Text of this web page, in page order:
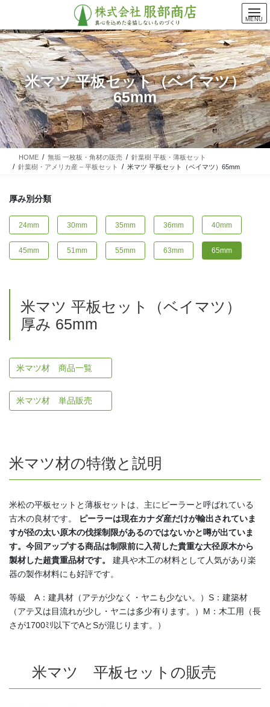
テ
ン
ツ
に
移
動
ゲ
ー
シ
ョ
ン
に
移
動
米マツ 平板セット（ベイマツ）
65mm
HOME 無垢 一枚板・角材の販売
針葉樹 平板・薄板セット
針葉樹・アメリカ産 – 平板セット
米マツ 平板セット（ベイマツ）65mm
厚み別分類
24mm 30mm 35mm 36mm 40mm
45mm 51mm 55mm 63mm 65mm
米マツ 平板セット（ベイマツ）
厚み 65mm
米マツ材 商品一覧
米マツ材 単品販売
米マツ材の特徴と説明
米松の平板セットと薄板セットは、主にピーラーと呼ばれている
古木の良材です。
ピーラーは現在カナダ産だけが輸出されていま
すが径の太い原木の伐採制限があるのではないかと噂が出ていま
す。今回アップする商品は制限前に入荷した貴重な大径原木から
製材した超貴重品材です。
建具や木工の材料として人気があり楽
器の製作材料にも好評です。
等級 A：建具材（アテが少なく・ヤニも少ない。）S：建築材
（アテ又は目流れが少し・ヤニは多少有ります。）M：木工用（長
さが1700ﾐﾘ以下でAとSが混じります。）
米マツ 平板セットの販売
MENU